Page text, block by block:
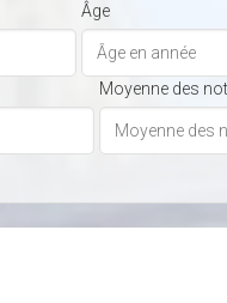
Âge
Moyenne des